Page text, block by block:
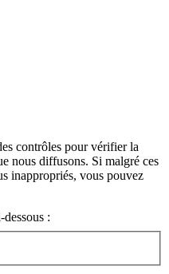
contrôles pour vérifier la
nous diffusons. Si malgré ces
inappropriés, vous pouvez
: